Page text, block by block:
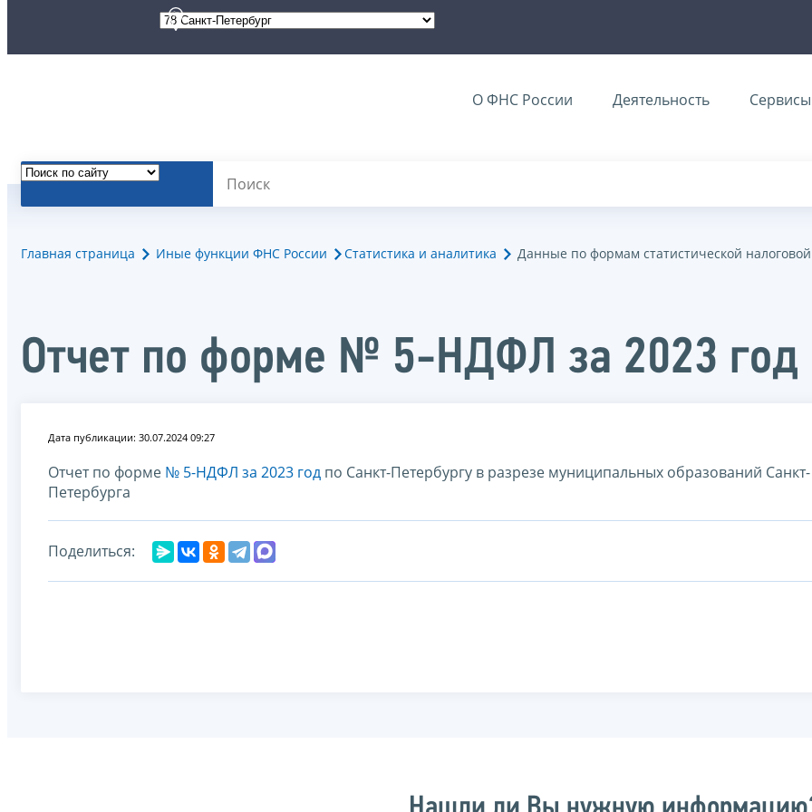
О ФНС России Деятельность Сервисы
Главная страница Иные функции ФНС России Статистика и аналитика Данные по формам статистической
Отчет по форме № 5-НДФЛ за 2023 год
Дата публикации: 30.07.2024 09:27
Отчет по форме № 5-НДФЛ за 2023 год по Санкт-Петербургу в разрезе муниципальных образований Санкт-
Петербурга
Поделиться: